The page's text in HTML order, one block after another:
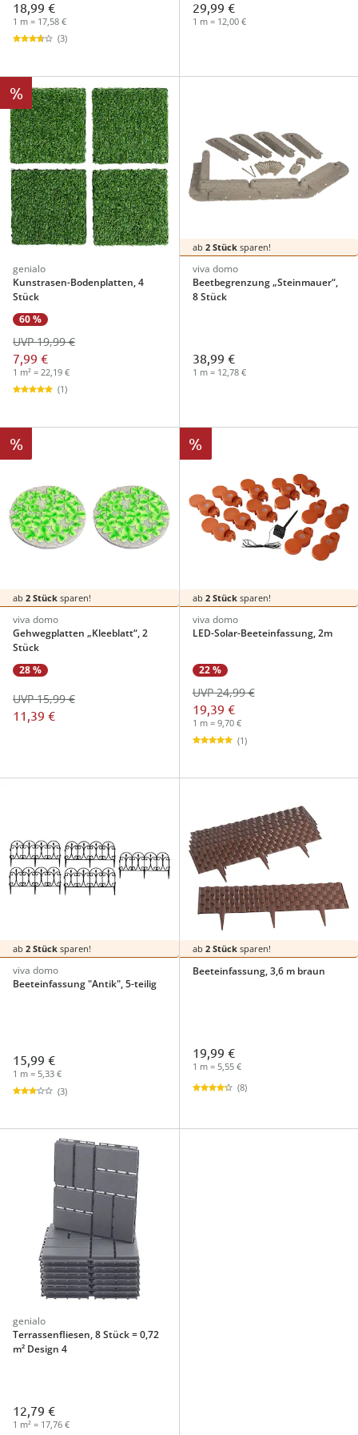
18,99 €
1 m = 17,58 €
(3)
29,99 €
1 m = 12,00 €
%
genialo
Kunstrasen-Bodenplatten, 4
Stück
60 %
7,99 €
UVP 19,99 €
1 m² = 22,19 €
(1)
ab 2 Stücksparen!
viva domo
Beetbegrenzung „Steinmauer“,
8 Stück
38,99 €
1 m = 12,78 €
%
ab 2 Stück sparen!
viva domo
Gehwegplatten „Kleeblatt“, 2
Stück
28 %
11,39 €
UVP 15,99 €
%
ab 2 Stücksparen!
viva domo
LED-Solar-Beeteinfassung, 2m
22 %
19,39 €
UVP 24,99 €
1 m = 9,70 €
(1)
ab 2 Stück sparen!
viva domo
Beeteinfassung "Antik", 5-teilig
15,99 €
1 m = 5,33 €
(3)
ab 2 Stücksparen!
Beeteinfassung, 3,6 m braun
19,99 €
1 m = 5,55 €
(8)
genialo
Terrassenfliesen, 8 Stück = 0,72
m² Design 4
12,79 €
1 m² = 17,76 €